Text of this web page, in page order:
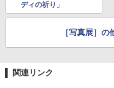
ディの祈り」
［写真展］の
関連リンク